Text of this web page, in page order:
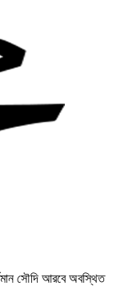
সৌদি আরবে অবস্থিত